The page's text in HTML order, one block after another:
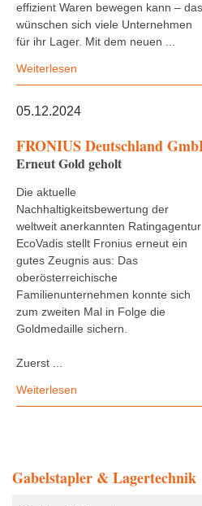
effizient Waren bewegen kann – das
wünschen sich viele Unternehmen
für ihr Lager. Mit dem neuen ...
Weiterlesen
05.12.2024
FRONIUS Deutschland
Erneut Gold geholt
Die aktuelle
Nachhaltigkeitsbewertung der
weltweit anerkannten Ratingagentur
EcoVadis stellt Fronius erneut ein
gutes Zeugnis aus: Das
oberösterreichische
Familienunternehmen konnte sich
zum zweiten Mal in Folge die
Goldmedaille sichern.
Zuerst ...
Weiterlesen
Gabelstapler & Lagertechnik